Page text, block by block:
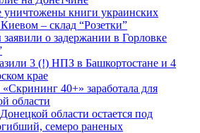
уничтожены книги украинских
– склад “Розетки”
о задержании в Горловке
3 (!) НПЗ в Башкортостане и 4
крае
40+» заработала для
области
области остается под
семеро раненых